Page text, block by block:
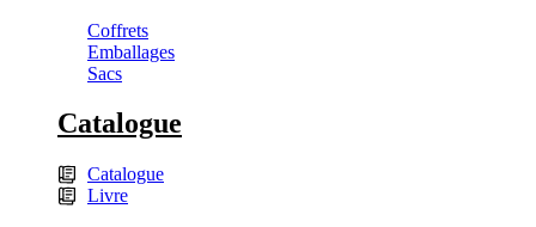
Coffrets
Emballages
Sacs
Catalogue
Catalogue
Livre